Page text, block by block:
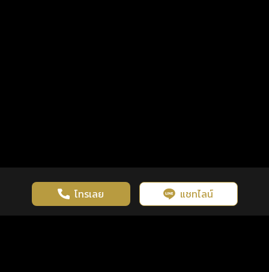
โทรเลย แชทไลน์
เว็บไซต์นี้มีการใช้งานคุกกี้ เพื่อเพิ่มประสิทธิภาพและประสบการณ์ที่ดี
ในการใช้งานเว็บไซต์ นโยบายความเป็นส่วนตัว
รู้ก่อน พร้อมกว่า ทุกจังหวะชีวิต คลิกดูดวงฟรี